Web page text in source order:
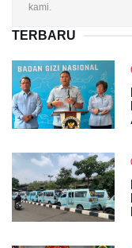
kami.
TERBARU